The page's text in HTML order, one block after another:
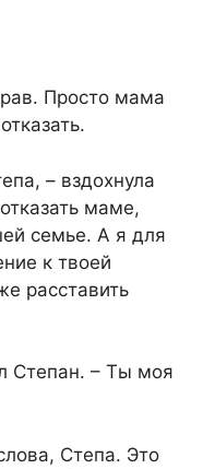
Просто мама
– вздохнула
маме,
семье. А я для
к твоей
расставить
Степан. – Ты моя
Степа. Это